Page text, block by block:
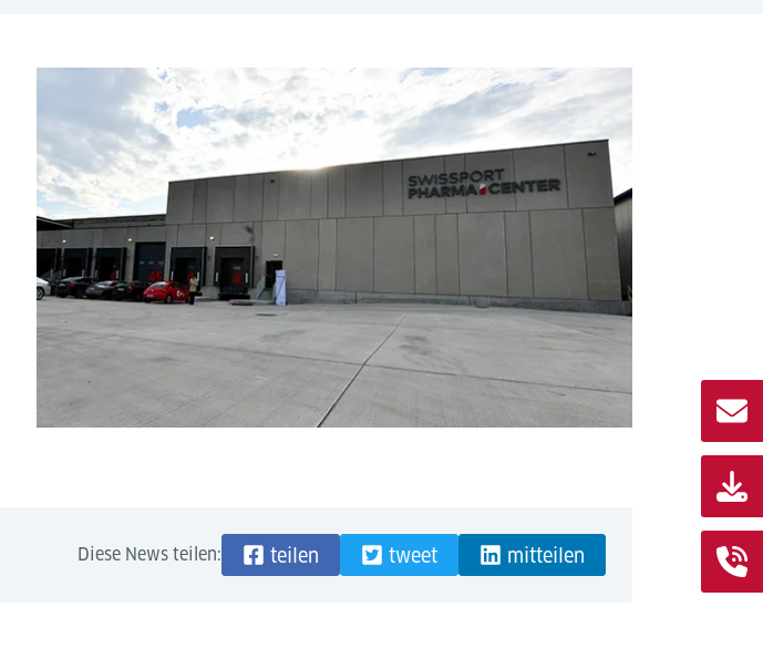
Diese News teilen: teilen tweet mitteilen